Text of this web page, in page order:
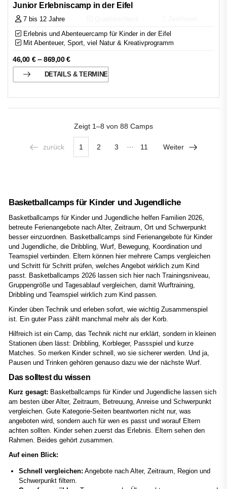
Junior Erlebniscamp in der Eifel
7 bis 12 Jahre
Erlebnis und Abenteuercamp für Kinder in der Eifel
Mit Abenteuer, Sport, viel Natur & Kreativprogramm
46,00 €–869,00€
DETAILS & TERMINE
Zeigt 1–8 von 88 Camps
zurück 1 2 3 11 Weiter
Basketballcamps für Kinder und Jugendliche
Basketballcamps für Kinder und Jugendliche helfen Familien 2026,
betreute Ferienangebote nach Alter, Zeitraum, Ort und Schwerpunkt
besser einzuordnen. Basketballcamps sind Ferienangebote für Kinder
und Jugendliche, die Dribbling, Wurf, Bewegung, Koordination und
Teamspiel verbinden. Eltern können hier mehrere Camps vergleichen
und Schritt für Schritt prüfen, welches Angebot wirklich zum Kind
passt. Basketballcamps 2026 lassen sich hier nach Trainingsniveau,
Gruppengröße und Tagesablauf vergleichen, damit Wurftraining,
Dribbling und Teamspiel wirklich zum Kind passen.
Kinder üben Technik und erleben sofort, wie wichtig Zusammenspiel
ist. Ein guter Pass zählt manchmal mehr als der Korb.
Hilfreich ist ein Camp, das Technik nicht nur erklärt, sondern in kleinen
Stationen üben lässt: Dribbling, Korbleger, Passspiel und kurze
Matches. So merken Kinder schnell, wo sie sicherer werden. Und ja,
Pausen und Trinken gehören genauso dazu wie der nächste Wurf.
Das solltest du wissen
Kurz gesagt: Basketballcamps für Kinder und Jugendliche lassen sich
am besten über Alter, Zeitraum, Betreuung, Anreise und Schwerpunkt
vergleichen. Gute Kategorie-Seiten beantworten nicht nur, was
angeboten wird, sondern auch für wen es passt und worauf Eltern
achten sollten. Kinder sehen zuerst das Erlebnis. Eltern sehen den
Rahmen. Beides gehört zusammen.
Auf einen Blick:
Schnell vergleichen: Angebote nach Alter, Zeitraum, Region und
Schwerpunkt filtern.